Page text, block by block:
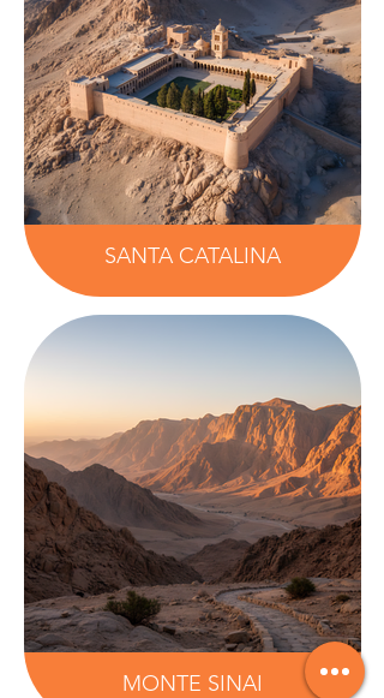
SANTA CATALINA
MONTE SINAI